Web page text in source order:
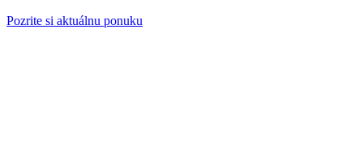
Pozrite si aktuálnu ponuku